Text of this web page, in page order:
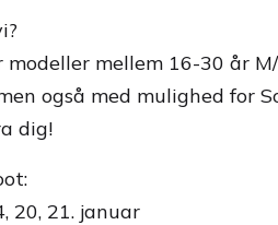
modeller mellem 16-30 år
også med mulighed for
dig!
20, 21. januar